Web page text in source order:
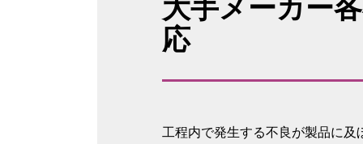
大手メーカー
応
工程内で発生する不良が製品に及